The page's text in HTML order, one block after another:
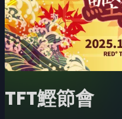
TFT鰹節會